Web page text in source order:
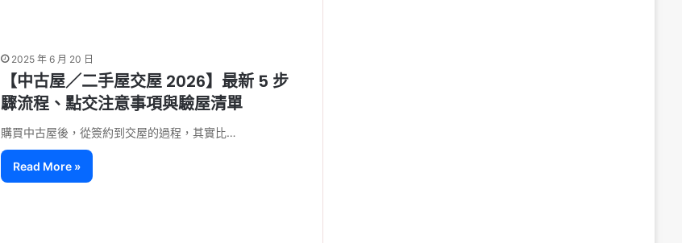
2025 年 6 月 20 日
【中古屋／二手屋交屋 2026】最新 5 步
驟流程、點交注意事項與驗屋清單
購買中古屋後，從簽約到交屋的過程，其實比…
Read More »